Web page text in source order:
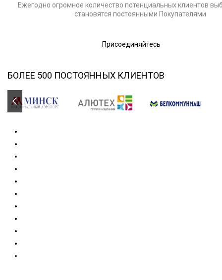
Ежегодно огромное количество потенциальных клиентов
становятся постоянными Покупателями
Присоединяйтесь
БОЛЕЕ 500 ПОСТОЯННЫХ КЛИЕНТОВ